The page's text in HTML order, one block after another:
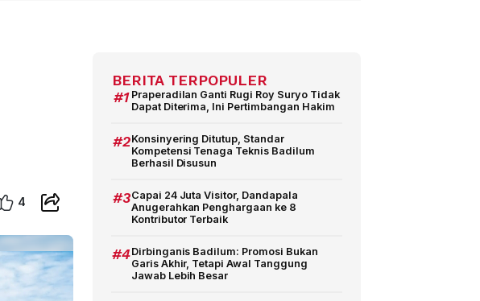
4
BERITA TERPOPULER
#1 Praperadilan Ganti Rugi Roy Suryo Tidak
Dapat Diterima, Ini Pertimbangan Hakim
#2Konsinyering Ditutup, Standar
Kompetensi Tenaga Teknis Badilum
Berhasil Disusun
#3Capai 24 Juta Visitor, Dandapala
Anugerahkan Penghargaan ke 8
Kontributor Terbaik
#4Dirbinganis Badilum: Promosi Bukan
Garis Akhir, Tetapi Awal Tanggung
Jawab Lebih Besar